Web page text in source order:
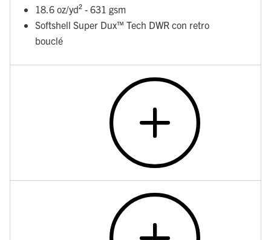
18.6 oz/yd² - 631 gsm
Softshell Super Dux™ Tech DWR con retro
bouclé